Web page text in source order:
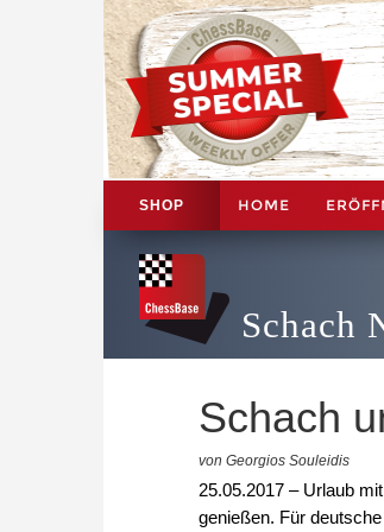
SHOP HOME
Schach
Schach
von Georgios Souleidis
25.05.2017 – Urlaub
genießen. Für